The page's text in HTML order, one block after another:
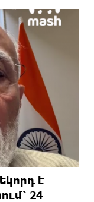
է
24